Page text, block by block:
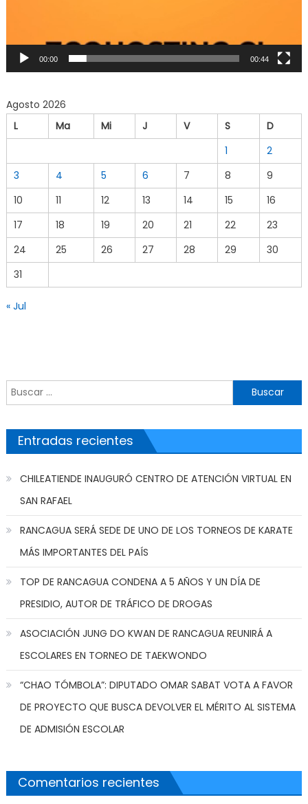
00:00 00:44
Agosto 2026
L
Ma Mi J V S
D
1
2
3
4 5 6 7 8
9
10
11 12 13 14 15
16
17
18 19 20 21 22
23
24
25 26 27 28 29
30
31
« Jul
Buscar por:
Entradas recientes
CHILEATIENDE INAUGURÓ CENTRO DE ATENCIÓN VIRTUAL EN
SAN RAFAEL
RANCAGUA SERÁ SEDE DE UNO DE LOS TORNEOS DE KARATE
MÁS IMPORTANTES DEL PAÍS
TOP DE RANCAGUA CONDENA A 5 AÑOS Y UN DÍA DE
PRESIDIO, AUTOR DE TRÁFICO DE DROGAS
ASOCIACIÓN JUNG DO KWAN DE RANCAGUA REUNIRÁ A
ESCOLARES EN TORNEO DE TAEKWONDO
“CHAO TÓMBOLA”: DIPUTADO OMAR SABAT VOTA A FAVOR
DE PROYECTO QUE BUSCA DEVOLVER EL MÉRITO AL SISTEMA
DE ADMISIÓN ESCOLAR
Comentarios recientes